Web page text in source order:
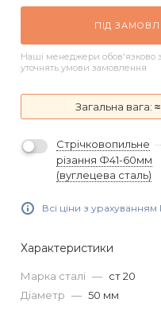
ПІД
Наші менеджери обов'язково
уточнять умови замовлення
Загальна вага:
Стрічковопильне
різання Ф41-60мм
(вуглецева сталь)
Всі ціни з
Характеристики
Марка сталі — ст 20
Діаметр — 50 мм